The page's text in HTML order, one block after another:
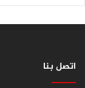
اتصل بنا